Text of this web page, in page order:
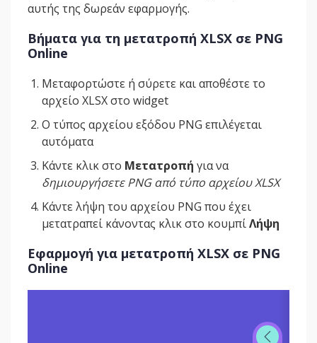
αυτής της δωρεάν εφαρμογής.
Βήματα για τη μετατροπή XLSX σε PNG
Online
Μεταφορτώστε ή σύρετε και αποθέστε το
αρχείο XLSX στο widget
Ο τύπος αρχείου εξόδου PNG επιλέγεται
αυτόματα
Κάντε κλικ στο Μετατροπή για να
δημιουργήσετε PNG από τύπο αρχείου XLSX
Κάντε λήψη του αρχείου PNG που έχει
μετατραπεί κάνοντας κλικ στο κουμπίΛήψη
Εφαρμογή για μετατροπή XLSX σε PNG
Online